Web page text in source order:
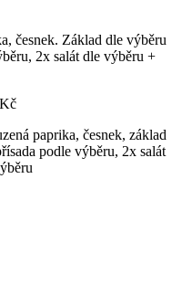
česnek. Základ dle výběru
2x salát dle výběru +
Kč
paprika, česnek, základ
podle výběru, 2x salát